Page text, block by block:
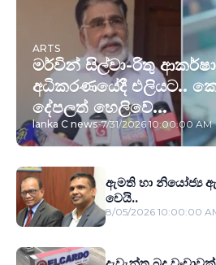
ARTS
මර්වින් සිල්වා-රිතු
අධිකරණයේදී එලියට..
දේපලත් හෙලිවේ...
lanka C news-7/31/2026 10:00:00 AM
ඇමති හා නියෝජ්‍ය
වෙයි..
8/05/2026 10:00:00